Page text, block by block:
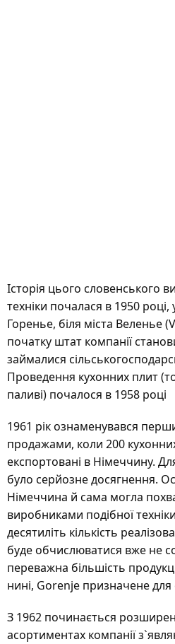
Історія цього словенського
техніки почалася в 1950 році,
Горенье, біля міста Веленье
початку штат компанії
займалися
Проведення кухонних плит
паливі) почалося в 1958 році
1961 рік ознаменувався
продажами, коли 200
експортовані в Німеччину.
було серйозне досягнення.
Німеччина й сама могла
виробниками подібної
десятиліть кількість
буде обчислюватися вже не
переважна більшість
нині, Gorenje призначене для
З 1962 починається
асортиментах компанії